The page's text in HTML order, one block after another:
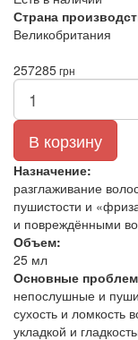
Страна
Великобритания
257285грн
В корзину
Назначение:
разглаживание
пушистости и
и повреждёнными
Объем:
25 мл
Основные
непослушные и
сухость и ломкость
укладкой и